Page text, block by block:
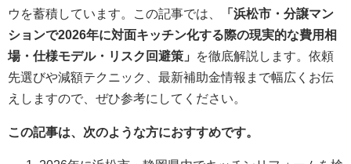
ウを蓄積しています。この記事では、
「浜松市・分譲マン
ションで2026年に対面キッチン化する際の現実的な費用相
場・仕様モデル・リスク回避策」
を徹底解説します。依頼
先選びや減額テクニック、最新補助金情報まで幅広くお伝
えしますので、ぜひ参考にしてください。
この記事は、次のような方におすすめです。